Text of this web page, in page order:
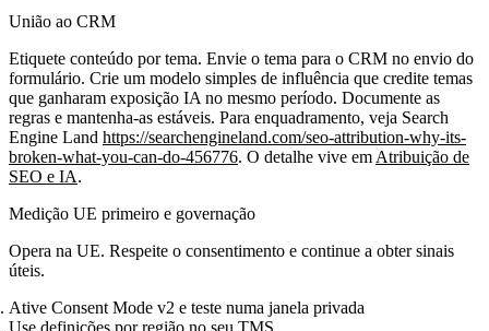
União ao CRM
Etiquete conteúdo por tema. Envie o tema para o CRM no envio do
formulário. Crie um modelo simples de influência que credite temas
que ganharam exposição IA no mesmo período. Documente as
regras e mantenha‑as estáveis. Para enquadramento, veja Search
Engine Land https://searchengineland.com/seo-attribution-why-its-
broken-what-you-can-do-456776. O detalhe vive em Atribuição de
SEO e IA.
Medição UE primeiro e governação
Opera na UE. Respeite o consentimento e continue a obter sinais
úteis.
Ative Consent Mode v2 e teste numa janela privada
Use definições por região no seu TMS